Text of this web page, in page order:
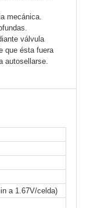
mecánica.
válvula
que ésta fuera
autosellarse.
a 1.67V/celda)